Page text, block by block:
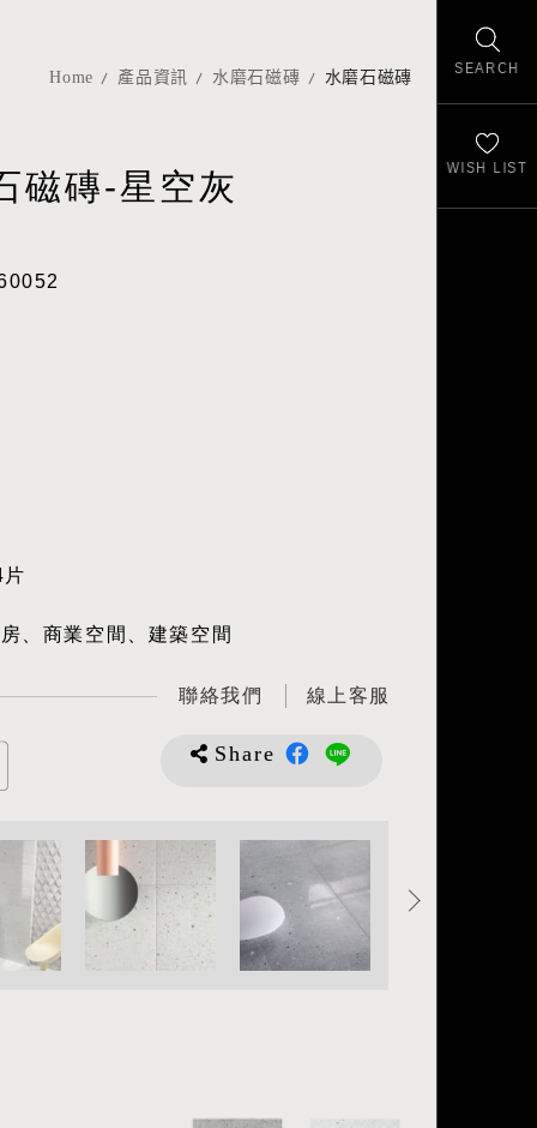
SEARCH
WISH LIST
Home 產品資訊 水磨石磁磚 水磨石磁磚
磁磚-星空灰
、商業空間、建築空間
聯絡我們 線上客服
Share